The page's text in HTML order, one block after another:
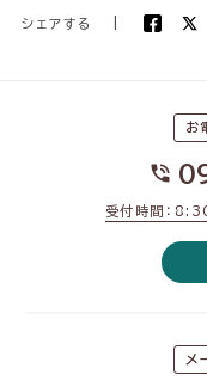
シェアする
お
受付時間：
メ